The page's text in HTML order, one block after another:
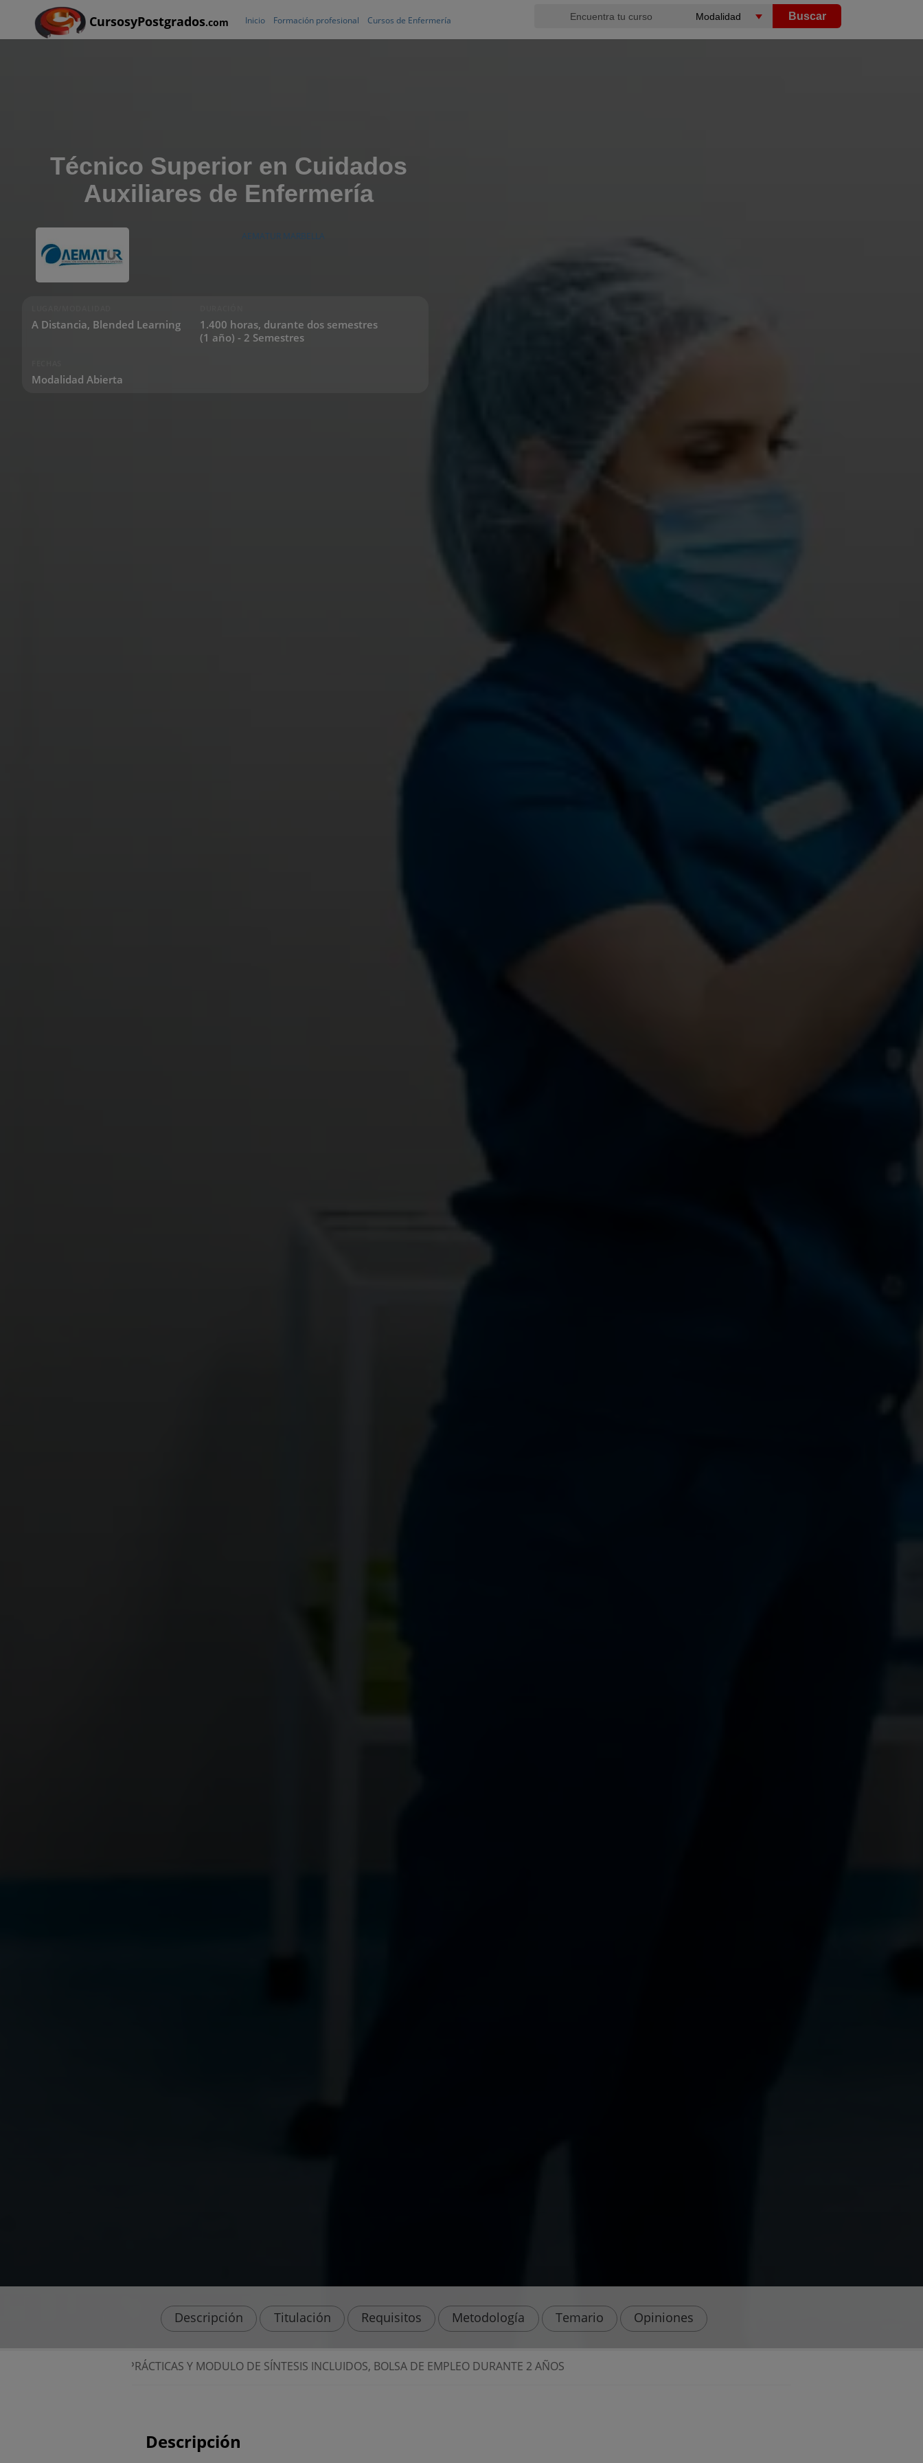
CursosyPostgrados.com Buscar
Inicio Formación profesional Cursos de Enfermería
Técnico Superior en Cuidados
Auxiliares de Enfermería
AEMATUR MARBELLA
A Distancia, Blended Learning
1.400 horas, durante dos semestres
(1 año) - 2 Semestres
Modalidad Abierta
Descripción Titulación Requisitos Metodología Temario Opiniones
⭐ PRÁCTICAS Y MODULO DE SÍNTESIS INCLUIDOS, BOLSA DE EMPLEO DURANTE 2 AÑOS
Descripción